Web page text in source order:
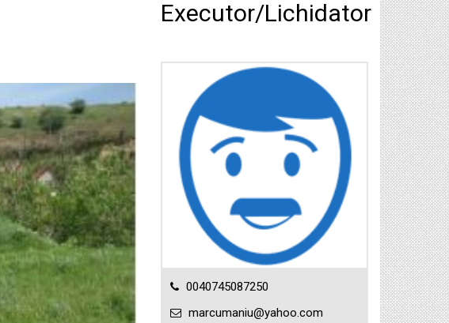
Executor/Lichidator
0040745087250
marcumaniu@yahoo.com